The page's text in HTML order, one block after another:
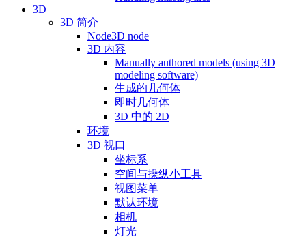
3D
3D 简介
Node3D node
3D 内容
Manually authored models (using 3D
modeling software)
生成的几何体
即时几何体
3D 中的 2D
环境
3D 视口
坐标系
空间与操纵小工具
视图菜单
默认环境
相机
灯光